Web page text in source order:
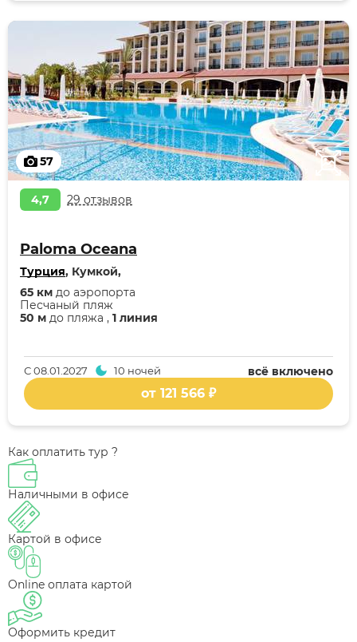
57
4,7 29 отзывов
Paloma Oceana
Турция, Кумкой,
50 м до пляжа , 1 линия
Песчаный пляж
65 км до аэропорта
всё включено
С08.01.2027 10 ночей
от 121 566 ₽
Как оплатить тур ?
Наличными в офисе
Картой в офисе
Online оплата картой
Оформить кредит